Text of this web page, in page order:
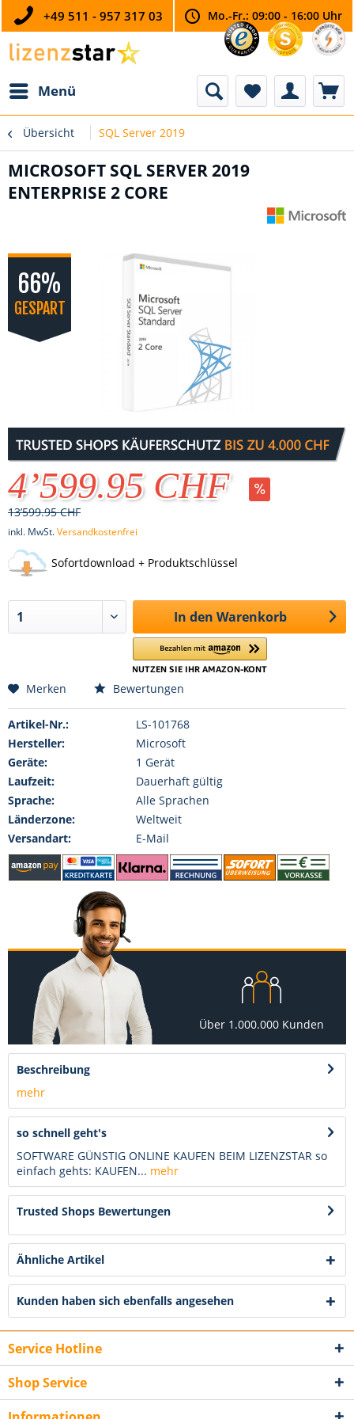
+49 511 - 957 317 03 Mo.-Fr.: 09:00 - 16:00 Uhr
Menü
Übersicht SQL Server 2019
MICROSOFT SQL SERVER 2019
ENTERPRISE 2 CORE
66%
GESPART
4’599.95 CHF
13’599.95 CHF
inkl. MwSt.Versandkostenfrei
Sofortdownload + Produktschlüssel
In den Warenkorb
Merken Bewertungen
Artikel-Nr.:
LS-101768
Hersteller:
Microsoft
Geräte:
1 Gerät
Laufzeit:
Dauerhaft gültig
Sprache:
Alle Sprachen
Länderzone:
Weltweit
Versandart:
E-Mail
Über 1.000.000 Kunden
Beschreibung
mehr
so schnell geht's
SOFTWARE GÜNSTIG ONLINE KAUFEN BEIM LIZENZSTAR so
einfach gehts: KAUFEN... mehr
Trusted Shops Bewertungen
Ähnliche Artikel
Kunden haben sich ebenfalls angesehen
Service Hotline
Shop Service